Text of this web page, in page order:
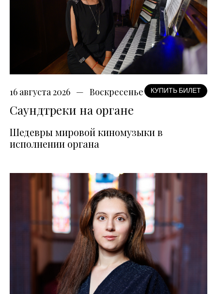
16 августа 2026 Воскресенье КУПИТЬ БИЛЕТ
Саундтреки на органе
Шедевры мировой киномузыки в
исполнении органа